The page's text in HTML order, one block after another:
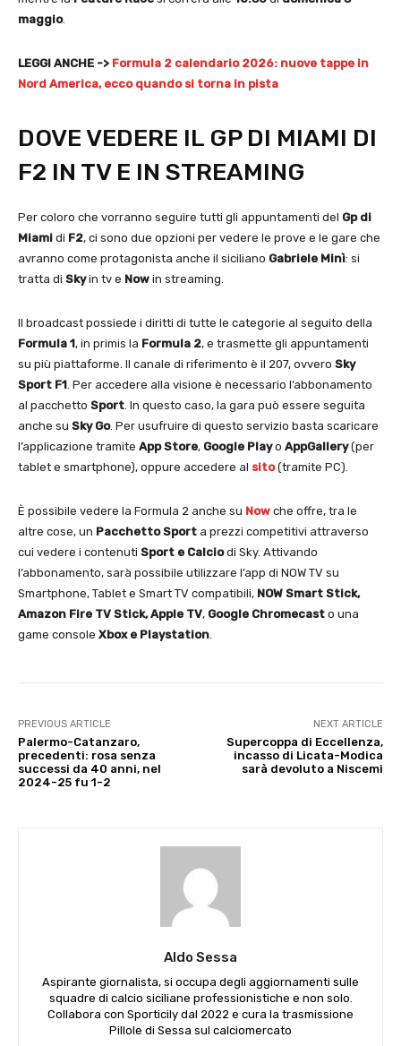
maggio.
LEGGI ANCHE -> Formula 2 calendario 2026: nuove tappe in
Nord America, ecco quando si torna in pista
DOVE VEDERE IL GP DI MIAMI DI
F2 IN TV E IN STREAMING
Per coloro che vorranno seguire tutti gli appuntamenti del Gp di
Miami di F2, ci sono due opzioni per vedere le prove e le gare che
avranno come protagonista anche il siciliano Gabriele Minì: si
tratta di Skyin tv e Now in streaming.
Il broadcast possiede i diritti di tutte le categorie al seguito della
Formula 1, in primis la Formula 2, e trasmette gli appuntamenti
su più piattaforme. Il canale di riferimento è il 207, ovvero Sky
Sport F1. Per accedere alla visione è necessario l’abbonamento
al pacchetto Sport. In questo caso, la gara può essere seguita
anche su Sky Go. Per usufruire di questo servizio basta scaricare
l’applicazione tramite App Store, Google Playo AppGallery(per
tablet e smartphone), oppure accedere al sito(tramite PC).
È possibile vedere la Formula 2 anche su Now che offre, tra le
altre cose, un Pacchetto Sport a prezzi competitivi attraverso
cui vedere i contenuti Sport e Calciodi Sky. Attivando
l’abbonamento, sarà possibile utilizzare l’app di NOW TV su
Smartphone, Tablet e Smart TV compatibili, NOW Smart Stick,
Amazon Fire TV Stick, Apple TV, Google Chromecast o una
game console Xbox e Playstation.
PREVIOUS ARTICLE
Palermo-Catanzaro,
precedenti: rosa senza
successi da 40 anni, nel
2024-25 fu 1-2
NEXT ARTICLE
Supercoppa di Eccellenza,
incasso di Licata-Modica
sarà devoluto a Niscemi
Aldo Sessa
Aspirante giornalista, si occupa degli aggiornamenti sulle
squadre di calcio siciliane professionistiche e non solo.
Collabora con Sporticily dal 2022 e cura la trasmissione
Pillole di Sessa sul calciomercato